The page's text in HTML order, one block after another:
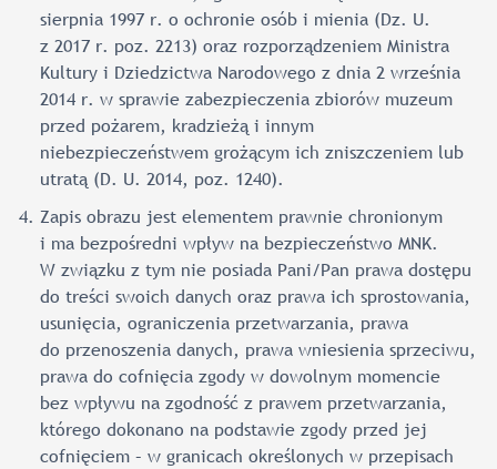
sierpnia 1997 r. o ochronie osób i mienia (Dz. U.
z 2017 r. poz. 2213) oraz rozporządzeniem Ministra
Kultury i Dziedzictwa Narodowego z dnia 2 września
2014 r. w sprawie zabezpieczenia zbiorów muzeum
przed pożarem, kradzieżą i innym
niebezpieczeństwem grożącym ich zniszczeniem lub
utratą (D. U. 2014, poz. 1240).
Zapis obrazu jest elementem prawnie chronionym
i ma bezpośredni wpływ na bezpieczeństwo MNK.
W związku z tym nie posiada Pani/Pan prawa dostępu
do treści swoich danych oraz prawa ich sprostowania,
usunięcia, ograniczenia przetwarzania, prawa
do przenoszenia danych, prawa wniesienia sprzeciwu,
prawa do cofnięcia zgody w dowolnym momencie
bez wpływu na zgodność z prawem przetwarzania,
którego dokonano na podstawie zgody przed jej
cofnięciem – w granicach określonych w przepisach